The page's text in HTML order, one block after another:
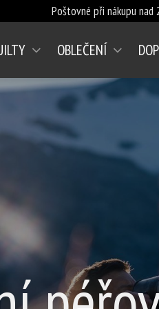
Poštovné při nákupu
OBLEČENÍ